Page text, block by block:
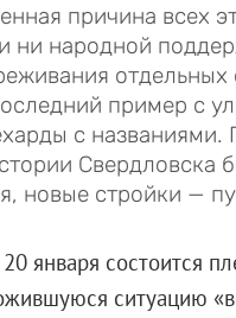
причина всех
ни народной
пример с
с названиями.
новые стройки —
января состоится
ситуацию